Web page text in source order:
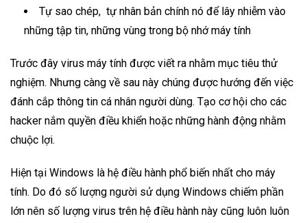
Tự sao chép, tự nhân bản chính nó để lây nhiễm vào
những tập tin, những vùng trong bộ nhớ máy tính
Trước đây virus máy tính được viết ra nhằm mục tiêu thử
nghiệm. Nhưng càng về sau này chúng được hướng đến việc
đánh cắp thông tin cá nhân người dùng. Tạo cơ hội cho các
hacker nắm quyền điều khiển hoặc những hành động nhằm
chuộc lợi.
Hiện tại Windows là hệ điều hành phổ biến nhất cho máy
tính. Do đó số lượng người sử dụng Windows chiếm phần
lớn nên số lượng virus trên hệ điều hành này cũng luôn luôn